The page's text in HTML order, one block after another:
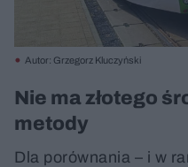
Autor: Grzegorz Kluczyński
Nie ma złotego
metody
Dla porównania – i w